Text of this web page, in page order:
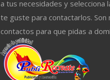
a tus necesidades y selecciona
te guste para contactarlos. Son
contactos para que pidas a